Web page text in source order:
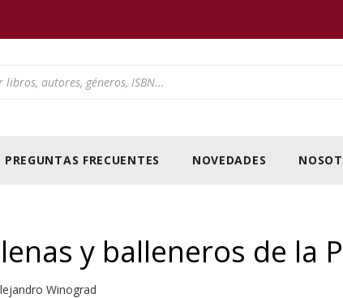
PREGUNTAS FRECUENTES NOVEDADES
y balleneros de la
Winograd